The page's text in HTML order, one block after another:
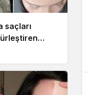
saçları
‘Yağsız